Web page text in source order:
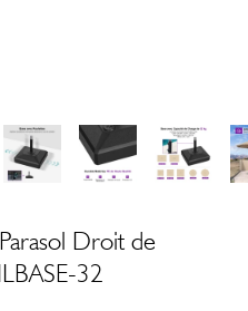
Droit de
32